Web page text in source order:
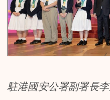
駐港國安公署副署長